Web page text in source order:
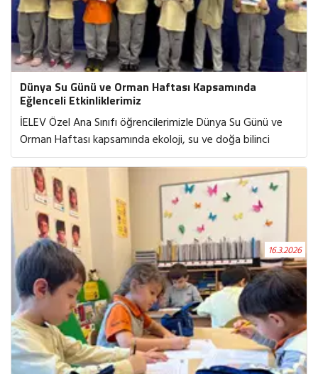
Dünya Su Günü ve Orman Haftası Kapsamında
Eğlenceli Etkinliklerimiz
İELEV Özel Ana Sınıfı öğrencilerimizle Dünya Su Günü ve
Orman Haftası kapsamında ekoloji, su ve doğa bilinci
oluşturmak amacıyla yazar Işıl Erverdi ile keyifli bir söyleşi
gerçekleştirdik. Suyun yaşam için vazgeçilmez olduğunu
keşfederken su kaynaklarının sınırlı olduğunu ve her
damlanın ne kadar değerli olduğunu fark ettik.Su temalı
hikâyeler ve sanat etkinlikleriyle suyun yaşam döngüsünü
deneyimledik, küçük yaşta kazanılan farkındalıkların büyük
değişimlere dönüşebileceğini birlikte gözlemledik.
16.3.2026